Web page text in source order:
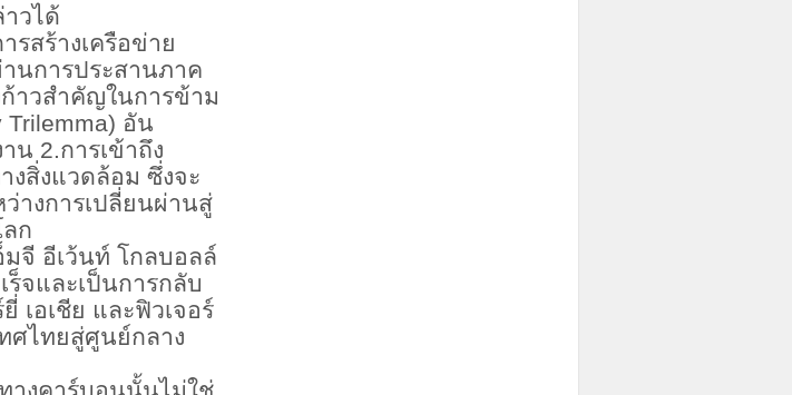
วได้
สร้างเครือข่าย
นการประสานภาค
าวสำคัญในการข้าม
Trilemma) อัน
าน 2.การเข้าถึง
งสิ่งแวดล้อม ซึ่งจะ
างการเปลี่ยนผ่านสู่
ก
อีเว้นท์ โกลบอลล์
ร็จและเป็นการกลับ
เอเชีย และฟิวเจอร์
ศไทยสู่ศูนย์กลาง